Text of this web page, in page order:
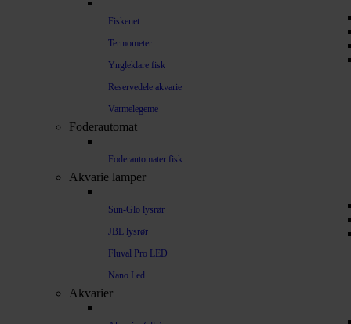
Fiskenet
Termometer
Yngleklare fisk
Reservedele akvarie
Varmelegeme
Foderautomat
Foderautomater fisk
Akvarie lamper
Sun-Glo lysrør
JBL lysrør
Fluval Pro LED
Nano Led
Akvarier